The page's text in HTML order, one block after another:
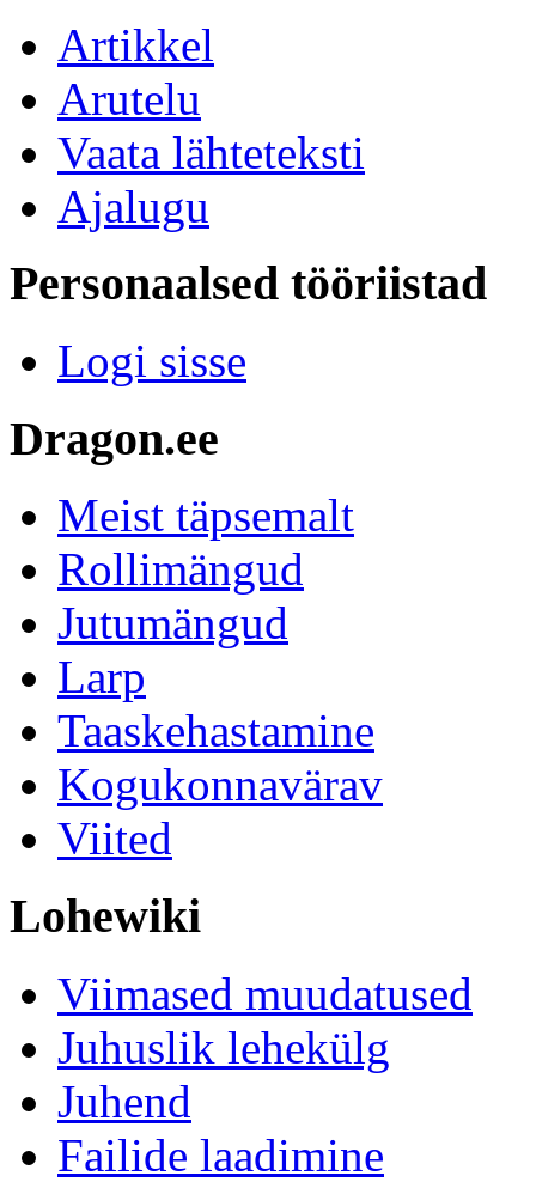
Artikkel
Arutelu
Vaata lähteteksti
Ajalugu
Personaalsed tööriistad
Logi sisse
Dragon.ee
Meist täpsemalt
Rollimängud
Jutumängud
Larp
Taaskehastamine
Kogukonnavärav
Viited
Lohewiki
Viimased muudatused
Juhuslik lehekülg
Juhend
Failide laadimine